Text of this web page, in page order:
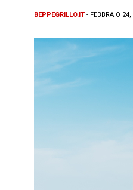
BEPPEGRILLO.IT - FEBBRAIO